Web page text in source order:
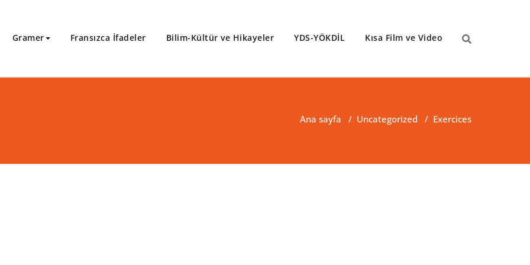
Gramer Fransızca İfadeler Bilim-Kültür ve Hikayeler YDS-YÖKDİL Kısa Film ve Video
Ana sayfa / Uncategorized / Exercices